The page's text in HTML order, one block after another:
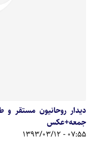
دیدار روحانیون مستقر
جمعه+عکس
07:55 - 1393/03/12